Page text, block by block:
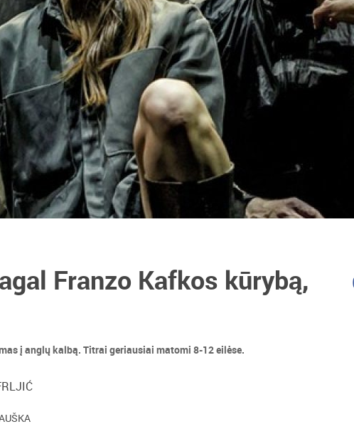
Franzo Kafkos kūrybą,
į anglų kalbą. Titrai geriausiai matomi 8-12 eilėse.